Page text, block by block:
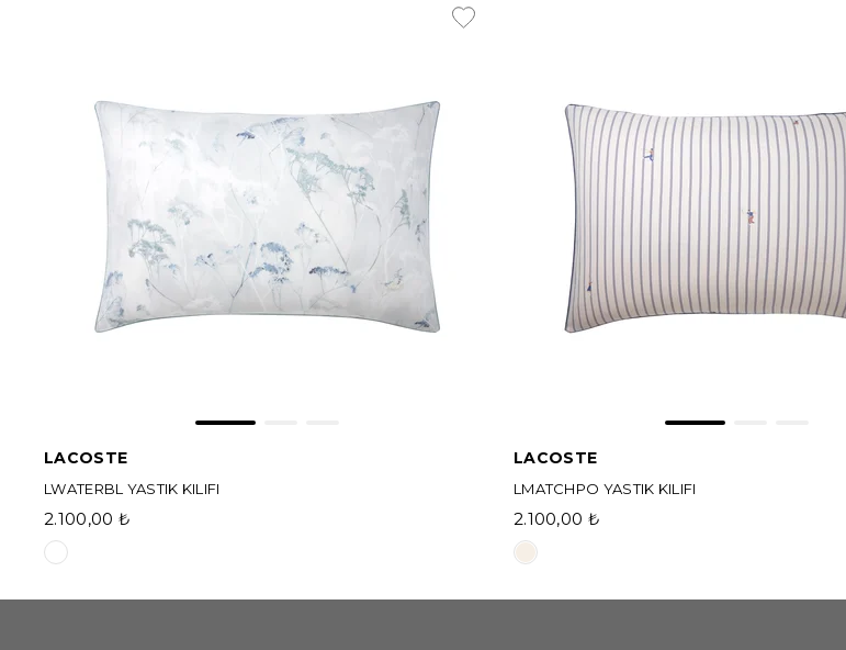
LACOSTE
LWATERBL YASTIK KILIFI
2.100,00 ₺
LACOSTE
LMATCHPO YASTIK KILIFI
2.100,00 ₺